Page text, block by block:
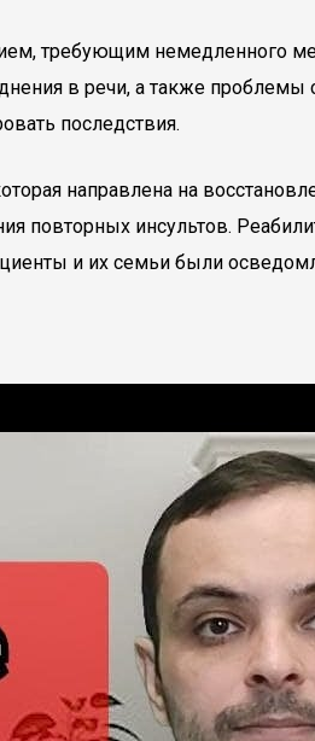
требующим немедленного
в речи, а также
последствия.
направлена на
повторных инсультов.
и их семьи были